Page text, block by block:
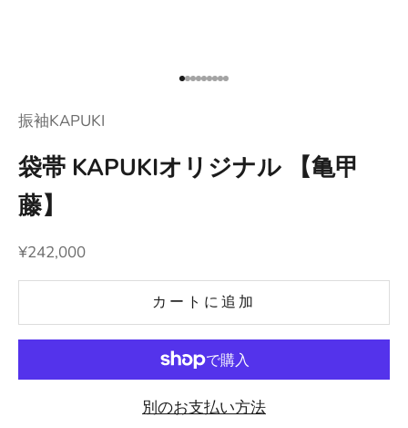
項目に移動する 1
項目に移動する 2
項目に移動する 3
項目に移動する 4
項目に移動する 5
項目に移動する 6
項目に移動する 7
項目に移動する 8
項目に移動する 9
振袖KAPUKI
袋帯 KAPUKIオリジナル 【亀甲
藤】
セール価格
¥242,000
カートに追加
別のお支払い方法